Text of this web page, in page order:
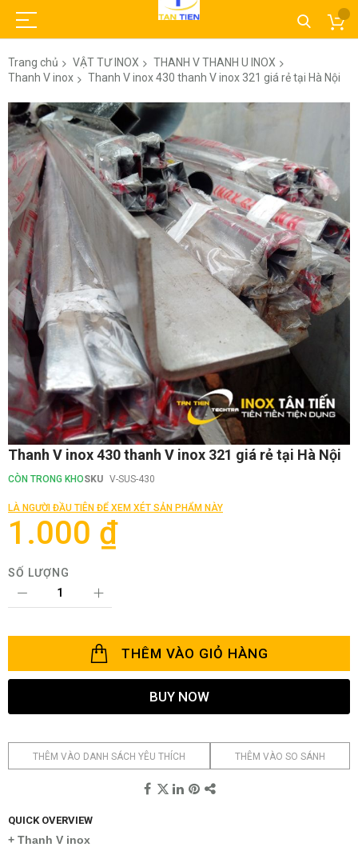
Trang chủ VẬT TƯ INOX
THANH V THANH U INOX
Thanh V inox
Thanh V inox 430 thanh V inox 321 giá rẻ tại Hà Nội
Chuyển
đến
phần
đầu
của
thư
viện
hình
ảnh
Chuyển
đến
phần
của
thư
hình
Thanh V inox 430 thanh V inox 321 giá rẻ tại Hà Nội
CÒN TRONG KHOSKU V-SUS-430
LÀ NGƯỜI ĐẦU TIÊN ĐỂ XEM XÉT SẢN PHẨM NÀY
1.000 ₫
SỐ LƯỢNG
THÊM VÀO GIỎ HÀNG
BUY NOW
THÊM VÀO DANH SÁCH YÊU THÍCH THÊM VÀO SO SÁNH
QUICK OVERVIEW
+ Thanh V inox